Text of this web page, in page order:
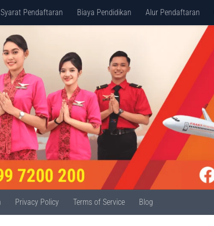
Syarat Pendaftaran Biaya Pendidikan Alur Pendaftaran
Privacy Policy Terms of Service Blog